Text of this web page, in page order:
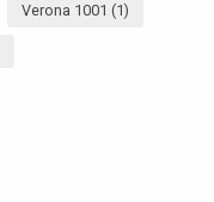
Verona 1001 (1)